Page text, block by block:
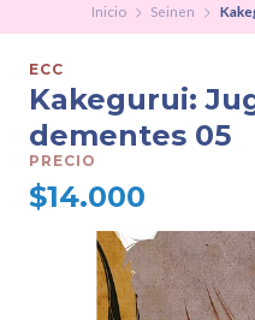
Inicio Seinen
ECC
Kakegurui:
dementes 05
PRECIO
$14.000